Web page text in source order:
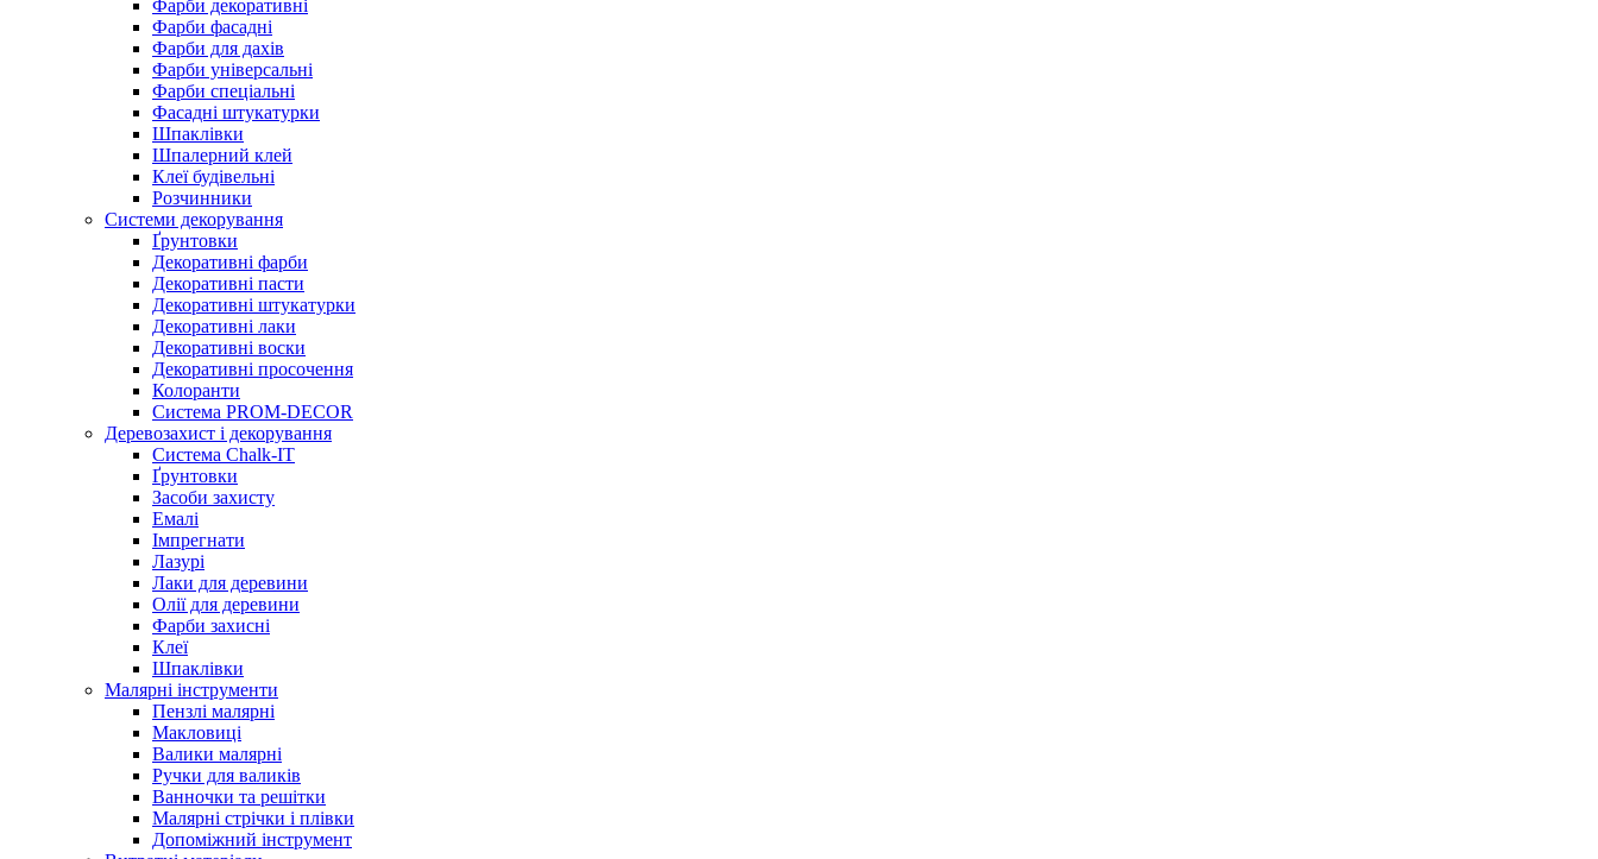
Фарби декоративні
Фарби фасадні
Фарби для дахів
Фарби універсальні
Фарби спеціальні
Фасадні штукатурки
Шпаклівки
Шпалерний клей
Клеї будівельні
Розчинники
Системи декорування
Ґрунтовки
Декоративні фарби
Декоративні пасти
Декоративні штукатурки
Декоративні лаки
Декоративні воски
Декоративні просочення
Колоранти
Система PROM-DECOR
Деревозахист і декорування
Система Chalk-IT
Ґрунтовки
Засоби захисту
Емалі
Імпрегнати
Лазурі
Лаки для деревини
Олії для деревини
Фарби захисні
Клеї
Шпаклівки
Малярні інструменти
Пензлі малярні
Макловиці
Валики малярні
Ручки для валиків
Ванночки та решітки
Малярні стрічки і плівки
Допоміжний інструмент